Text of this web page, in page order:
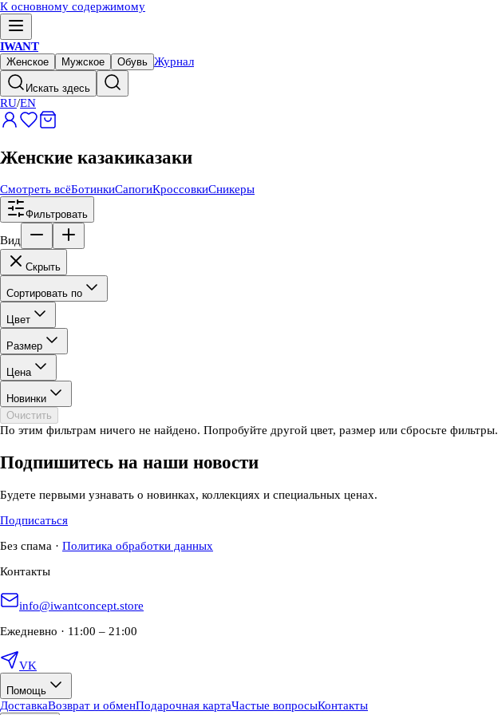
К основному содержимому
IWANT
Женское Мужское Обувь Журнал
Искать здесь
RU/EN
Женские казакиказаки
Смотреть всёБотинкиСапогиКроссовкиСникеры
Фильтровать
Вид
Скрыть
Сортировать по
Цвет
Размер
Цена
Новинки
Очистить
По этим фильтрам ничего не найдено. Попробуйте другой цвет, размер или сбросьте фильтры.
Подпишитесь на наши новости
Будете первыми узнавать о новинках, коллекциях и специальных ценах.
Подписаться
Без спама · Политика обработки данных
Контакты
info@iwantconcept.store
Ежедневно · 11:00 – 21:00
VK
Помощь
ДоставкаВозврат и обменПодарочная картаЧастые вопросыКонтакты